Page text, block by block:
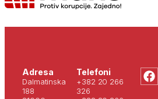
Adresa
Dalmatinska
188
Telefoni
+382 20 266
326